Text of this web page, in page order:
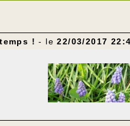
! - le22/03/2017